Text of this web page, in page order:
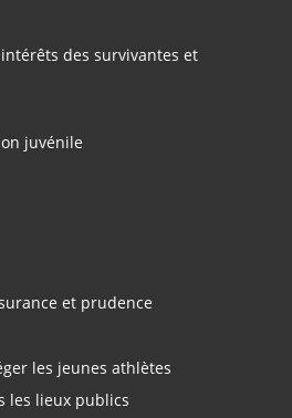
des survivantes et
juvénile
et prudence
les jeunes athlètes
les lieux publics